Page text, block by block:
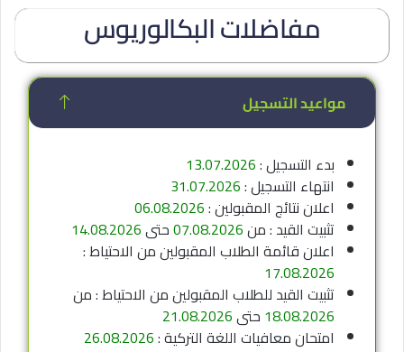
مفاضلات البكالوريوس
مواعيد التسجيل
بدء التسجيل :13.07.2026
انتهاء التسجيل :31.07.2026
اعلان نتائج المقبولين :06.08.2026
تثبيت القيد : من07.08.2026حتى14.08.2026
اعلان قائمة الطلاب المقبولين من الاحتياط :
17.08.2026
تثبيت القيد للطلاب المقبولين من الاحتياط : من
18.08.2026 حتى21.08.2026
امتحان معافيات اللغة التركية :26.08.2026